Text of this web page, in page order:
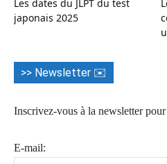
Les dates du JLPT du test
japonais 2025
>> Newsletter ✉️
Inscrivez-vous à la newsletter
E-mail: